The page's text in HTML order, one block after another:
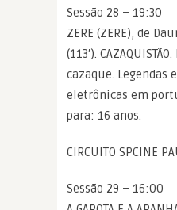
Sessão 28 – 19:30
ZERE (ZERE), de
(113′).
cazaque. Legendas
eletrônicas em
para: 16 anos.
CIRCUITO SPCINE
Sessão 29 – 16:00